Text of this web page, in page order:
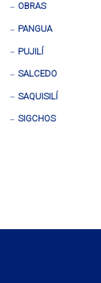
OBRAS
PANGUA
PUJILÍ
SALCEDO
SAQUISILÍ
SIGCHOS